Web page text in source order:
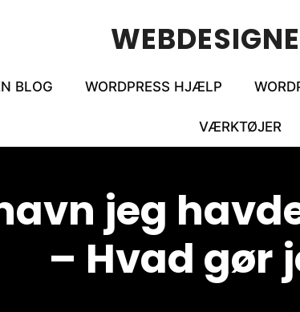
BLOG WORDPRESS HJÆLP
VÆRKTØJER
jeg
– Hvad gør